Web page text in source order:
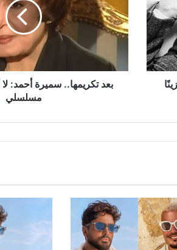
أحمد:
لا
أعلم
مسلسلي
بعد تكريمها.. سميرة أحمد:
مسلسلي